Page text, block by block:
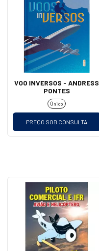
VOO INVERSOS - ANDRESS
PONTES
Único
PREÇO SOB CONSULTA